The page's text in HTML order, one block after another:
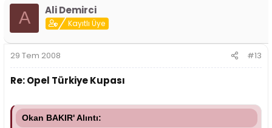
A Ali Demirci
Kayıtlı Üye
29 Tem 2008 #13
Re: Opel Türkiye Kupası
Okan BAKIR' Alıntı: